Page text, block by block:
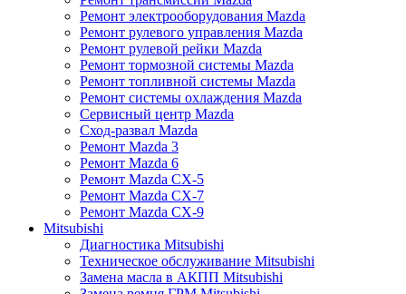
Ремонт электрооборудования Mazda
Ремонт рулевого управления Mazda
Ремонт рулевой рейки Mazda
Ремонт тормозной системы Mazda
Ремонт топливной системы Mazda
Ремонт системы охлаждения Mazda
Сервисный центр Mazda
Сход-развал Mazda
Ремонт Mazda 3
Ремонт Mazda 6
Ремонт Mazda CX-5
Ремонт Mazda CX-7
Ремонт Mazda CX-9
Mitsubishi
Диагностика Mitsubishi
Техническое обслуживание Mitsubishi
Замена масла в АКПП Mitsubishi